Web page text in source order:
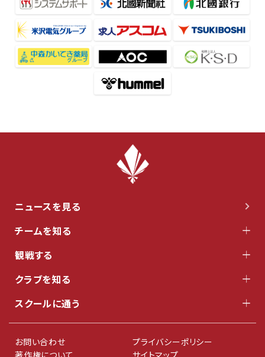
ニュースを見る
チームを知る
観戦する
クラブを知る
スクールに通う
お問い合わせ
プライバシーポリシー